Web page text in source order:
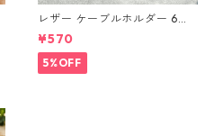
レザー ケーブルホルダー 6個
セット
¥570
5%OFF